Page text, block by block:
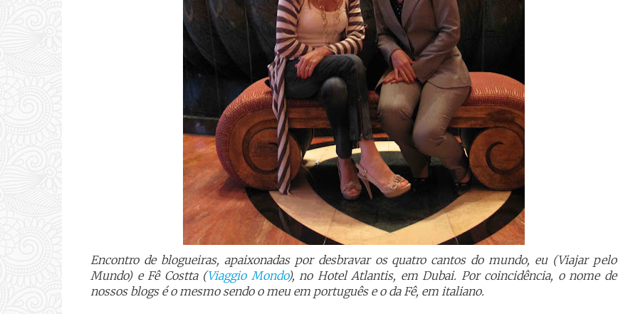
Encontro de blogueiras, apaixonadas por desbravar os quatro cantos do mundo, eu (Viajar pelo
Mundo) e Fê Costta (Viaggio Mondo), no Hotel Atlantis, em Dubai. Por coincidência, o nome de
nossos blogs é o mesmo sendo o meu em português e o da Fê, em italiano.